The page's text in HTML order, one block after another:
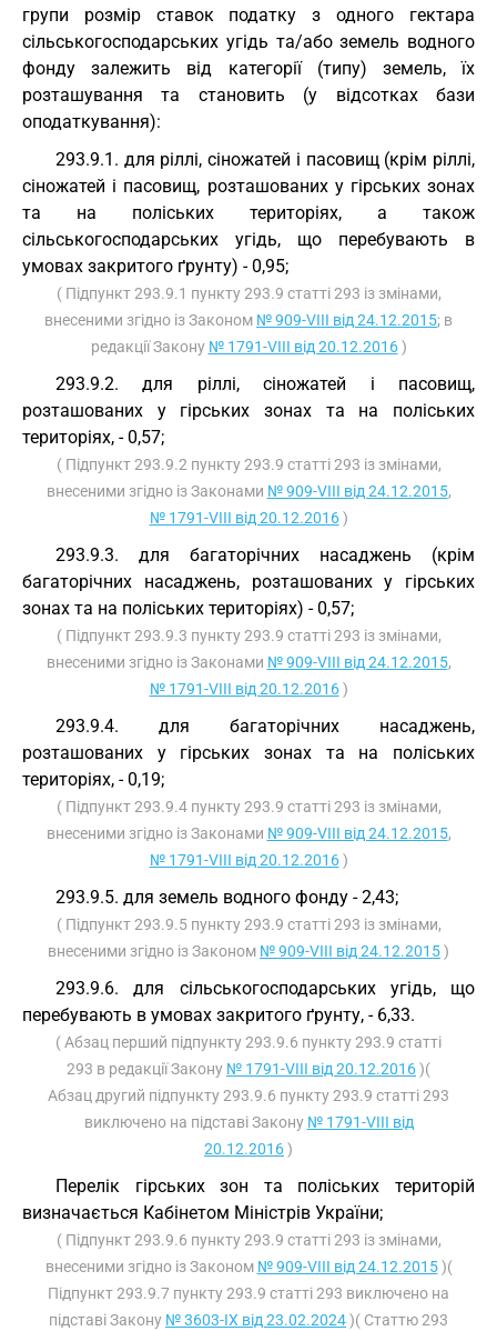
групи розмір ставок податку з одного гектара
сільськогосподарських угідь та/або земель водного
фонду залежить від категорії (типу) земель, їх
розташування та становить (у відсотках бази
оподаткування):
293.9.1. для ріллі, сіножатей і пасовищ (крім ріллі,
сіножатей і пасовищ, розташованих у гірських зонах
та на поліських територіях, а також
сільськогосподарських угідь, що перебувають в
умовах закритого ґрунту) - 0,95;
( Підпункт 293.9.1 пункту 293.9 статті 293 із змінами,
внесеними згідно із Законом № 909-VIII від 24.12.2015; в
редакції Закону № 1791-VIII від 20.12.2016)
293.9.2. для ріллі, сіножатей і пасовищ,
розташованих у гірських зонах та на поліських
територіях, - 0,57;
( Підпункт 293.9.2 пункту 293.9 статті 293 із змінами,
внесеними згідно із Законами № 909-VIII від 24.12.2015,
№ 1791-VIII від 20.12.2016)
293.9.3. для багаторічних насаджень (крім
багаторічних насаджень, розташованих у гірських
зонах та на поліських територіях) - 0,57;
( Підпункт 293.9.3 пункту 293.9 статті 293 із змінами,
внесеними згідно із Законами № 909-VIII від 24.12.2015,
№ 1791-VIII від 20.12.2016)
293.9.4. для багаторічних насаджень,
розташованих у гірських зонах та на поліських
територіях, - 0,19;
( Підпункт 293.9.4 пункту 293.9 статті 293 із змінами,
внесеними згідно із Законами № 909-VIII від 24.12.2015,
№ 1791-VIII від 20.12.2016)
293.9.5. для земель водного фонду - 2,43;
( Підпункт 293.9.5 пункту 293.9 статті 293 із змінами,
внесеними згідно із Законом № 909-VIII від 24.12.2015)
293.9.6. для сільськогосподарських угідь, що
перебувають в умовах закритого ґрунту, - 6,33.
( Абзац перший підпункту 293.9.6 пункту 293.9 статті
293 в редакції Закону № 1791-VIII від 20.12.2016)(
Абзац другий підпункту 293.9.6 пункту 293.9 статті 293
виключено на підставі Закону № 1791-VIII від
20.12.2016)
Перелік гірських зон та поліських територій
визначається Кабінетом Міністрів України;
( Підпункт 293.9.6 пункту 293.9 статті 293 із змінами,
внесеними згідно із Законом № 909-VIII від 24.12.2015)(
Підпункт 293.9.7 пункту 293.9 статті 293 виключено на
підставі Закону № 3603-IX від 23.02.2024)( Статтю 293